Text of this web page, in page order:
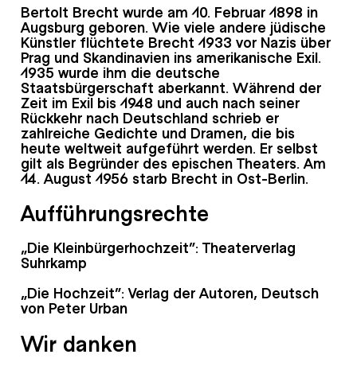
Bertolt Brecht wurde am 10. Februar 1898 in
Augsburg geboren. Wie viele andere jüdische
Künstler flüchtete Brecht 1933 vor Nazis über
Prag und Skandinavien ins amerikanische Exil.
1935 wurde ihm die deutsche
Staatsbürgerschaft aberkannt. Während der
Zeit im Exil bis 1948 und auch nach seiner
Rückkehr nach Deutschland schrieb er
zahlreiche Gedichte und Dramen, die bis
heute weltweit aufgeführt werden. Er selbst
gilt als Begründer des epischen Theaters. Am
14. August 1956 starb Brecht in Ost-Berlin.
Aufführungsrechte
„Die Kleinbürgerhochzeit“: Theaterverlag
Suhrkamp
„Die Hochzeit“: Verlag der Autoren, Deutsch
von Peter Urban
Wir danken